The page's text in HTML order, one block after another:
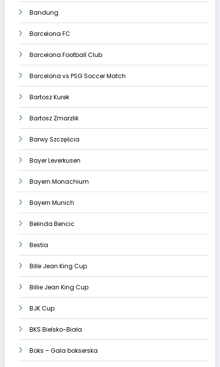
Bandung
Barcelona FC
Barcelona Football Club
Barcelona vs PSG Soccer Match
Bartosz Kurek
Bartosz Zmarzlik
Barwy Szczęścia
Bayer Leverkusen
Bayern Monachium
Bayern Munich
Belinda Bencic
Bestia
Bille Jean King Cup
Billie Jean King Cup
BJK Cup
BKS Bielsko-Biała
Boks – Gala bokserska